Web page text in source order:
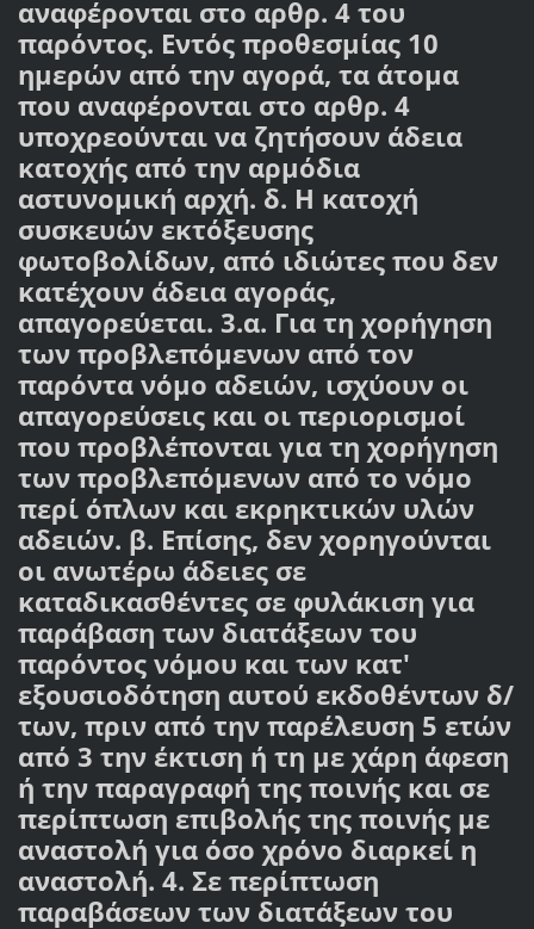
αναφέρονται στο αρθρ. 4 του
παρόντος. Εντός προθεσμίας 10
ημερών από την αγορά, τα άτομα
που αναφέρονται στο αρθρ. 4
υποχρεούνται να ζητήσουν άδεια
κατοχής από την αρμόδια
αστυνομική αρχή. δ. Η κατοχή
συσκευών εκτόξευσης
φωτοβολίδων, από ιδιώτες που δεν
κατέχουν άδεια αγοράς,
απαγορεύεται. 3.α. Για τη χορήγηση
των προβλεπόμενων από τον
παρόντα νόμο αδειών, ισχύουν οι
απαγορεύσεις και οι περιορισμοί
που προβλέπονται για τη χορήγηση
των προβλεπόμενων από το νόμο
περί όπλων και εκρηκτικών υλών
αδειών. β. Επίσης, δεν χορηγούνται
οι ανωτέρω άδειες σε
καταδικασθέντες σε φυλάκιση για
παράβαση των διατάξεων του
παρόντος νόμου και των κατ'
εξουσιοδότηση αυτού εκδοθέντων δ/
των, πριν από την παρέλευση 5 ετών
από 3 την έκτιση ή τη με χάρη άφεση
ή την παραγραφή της ποινής και σε
περίπτωση επιβολής της ποινής με
αναστολή για όσο χρόνο διαρκεί η
αναστολή. 4. Σε περίπτωση
παραβάσεων των διατάξεων του